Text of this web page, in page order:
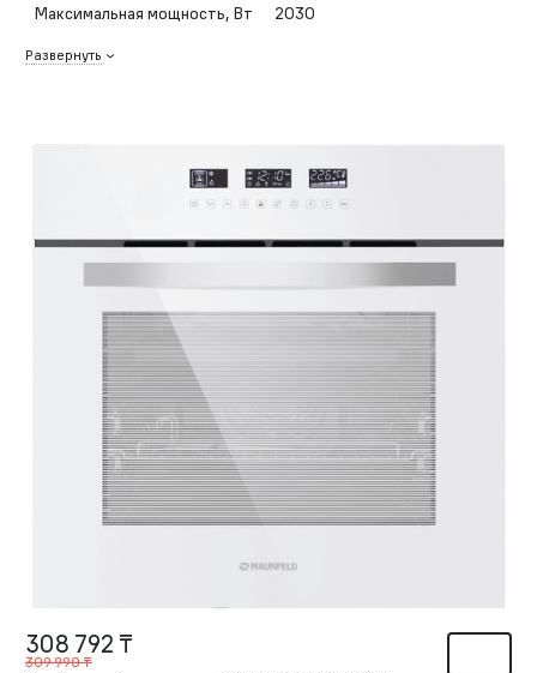
Максимальная мощность, Вт 2030
Развернуть
308 792 ₸
309 990 ₸